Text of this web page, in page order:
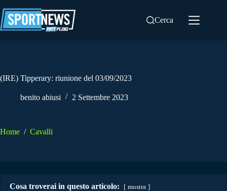
al
contenuto
Cerca
(IRE) Tipperary: riunione del 03/09/2023
benito abiusi 2 Settembre 2023
Home / Cavalli
Cosa troverai in questo articolo: mostra